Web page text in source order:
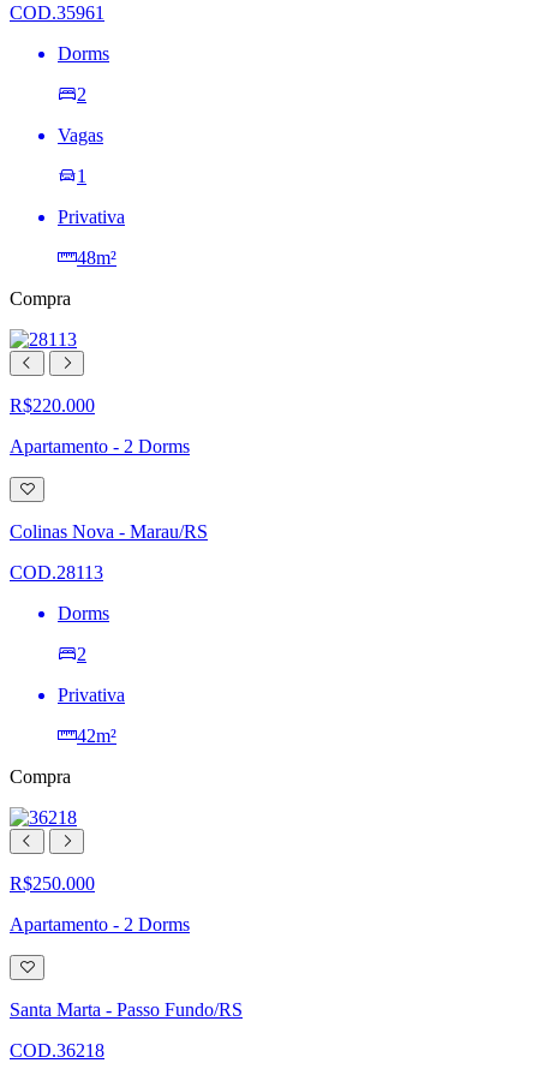
COD.35961
Dorms
2
Vagas
1
Privativa
48m²
Compra
R$220.000
Apartamento - 2 Dorms
Adicionar
à
lista
de
Colinas Nova - Marau/RS
COD.28113
Dorms
2
Privativa
42m²
Compra
R$250.000
Apartamento - 2 Dorms
Adicionar
à
lista
de
Santa Marta - Passo Fundo/RS
COD.36218